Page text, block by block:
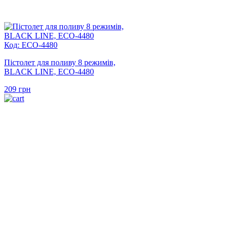
Код: ECO-4480
Пістолет для поливу 8 режимів,
BLACK LINE, ECO-4480
209 грн